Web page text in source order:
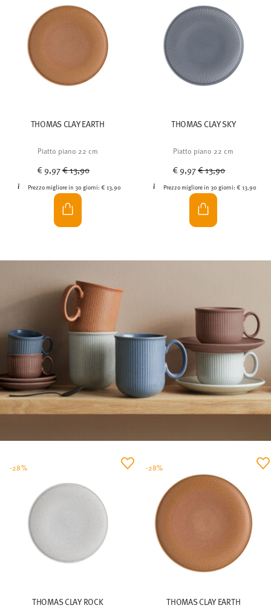
THOMAS CLAY EARTH
Piatto piano 22 cm
€ 9,97Price reduced from
€ 13,90
Prezzo migliore in 30 giorni: € 13,90
THOMAS CLAY SKY
Piatto piano 22 cm
€ 9,97Price reduced from
€ 13,90
Prezzo migliore in 30 giorni:€ 13,90
THOMAS CLAY ROCK
-28%
THOMAS CLAY EARTH
-28%